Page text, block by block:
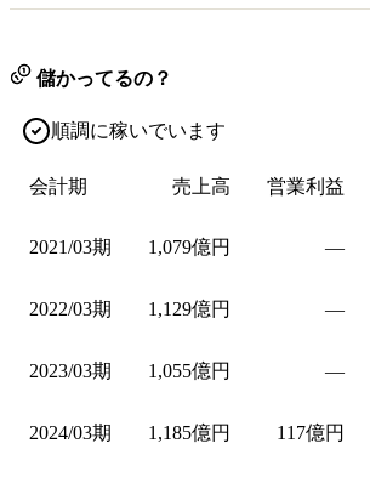
儲かってるの？
順調に稼いでいます
会計期 売上高 営業利益
2021/03期 1,079億円 —
2022/03期 1,129億円 —
2023/03期 1,055億円 —
2024/03期 1,185億円 117億円